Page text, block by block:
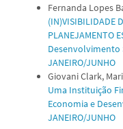
Fernanda Lopes
(IN)VISIBILIDADE
PLANEJAMENTO
Desenvolvimento
JANEIRO/JUNHO
Giovani Clark,
Uma Instituição
Economia e
JANEIRO/JUNHO